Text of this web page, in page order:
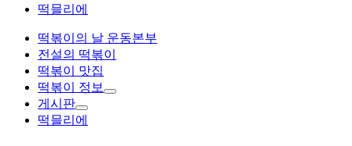
떡믈리에
떡볶이의 날 운동본부
전설의 떡볶이
떡볶이 맛집
떡볶이 정보
게시판
떡믈리에